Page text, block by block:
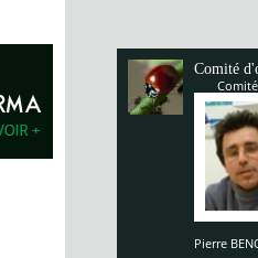
Comité
Pierre